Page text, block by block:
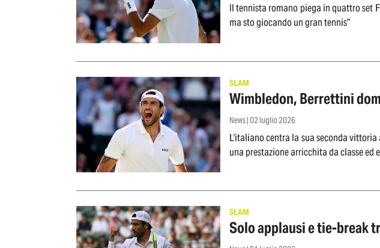
Il tennista romano piega in quattro set
ma sto giocando un gran tennis”
SLAM
Wimbledon, Berrettini
News | 02 luglio 2026
L'italiano centra la sua seconda
una prestazione arricchita da classe
SLAM
Solo applausi e tie-break